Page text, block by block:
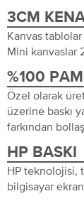
3CM
Kanvas
Mini kanvaslar
%100
Özel olarak
üzerine baskı
farkından
HP BASKI
HP teknolojisi,
bilgisayar